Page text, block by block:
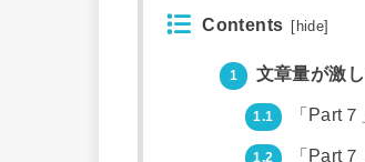
Contents [ hide]
1 文章量が激
1.1 「Part
1.2 「Part